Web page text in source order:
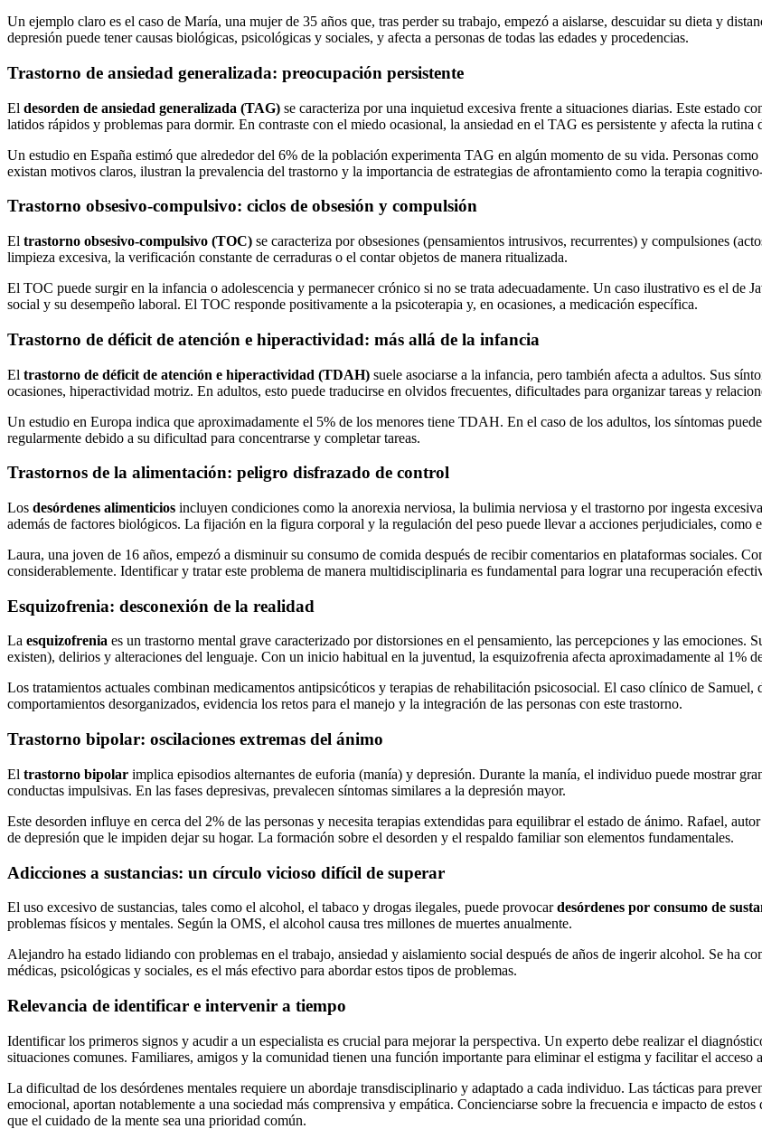
Un ejemplo claro es el caso de María, una mujer de 35 años que, tras perder su trabajo, empezó a aislarse, descuidar su dieta y
depresión puede tener causas biológicas, psicológicas y sociales, y afecta a personas de todas las edades y procedencias.
Trastorno de ansiedad generalizada: preocupación persistente
El desorden de ansiedad generalizada (TAG) se caracteriza por una inquietud excesiva frente a situaciones diarias. Este estado
latidos rápidos y problemas para dormir. En contraste con el miedo ocasional, la ansiedad en el TAG es persistente y afecta la rutina
Un estudio en España estimó que alrededor del 6% de la población experimenta TAG en algún momento de su vida. Personas
existan motivos claros, ilustran la prevalencia del trastorno y la importancia de estrategias de afrontamiento como la terapia
Trastorno obsesivo-compulsivo: ciclos de obsesión y compulsión
El trastorno obsesivo-compulsivo (TOC) se caracteriza por obsesiones (pensamientos intrusivos, recurrentes) y compulsiones
limpieza excesiva, la verificación constante de cerraduras o el contar objetos de manera ritualizada.
El TOC puede surgir en la infancia o adolescencia y permanecer crónico si no se trata adecuadamente. Un caso ilustrativo es el de
social y su desempeño laboral. El TOC responde positivamente a la psicoterapia y, en ocasiones, a medicación específica.
Trastorno de déficit de atención e hiperactividad: más allá de la infancia
El trastorno de déficit de atención e hiperactividad (TDAH) suele asociarse a la infancia, pero también afecta a adultos. Sus
ocasiones, hiperactividad motriz. En adultos, esto puede traducirse en olvidos frecuentes, dificultades para organizar tareas y
Un estudio en Europa indica que aproximadamente el 5% de los menores tiene TDAH. En el caso de los adultos, los síntomas
regularmente debido a su dificultad para concentrarse y completar tareas.
Trastornos de la alimentación: peligro disfrazado de control
Los desórdenes alimenticios incluyen condiciones como la anorexia nerviosa, la bulimia nerviosa y el trastorno por ingesta
además de factores biológicos. La fijación en la figura corporal y la regulación del peso puede llevar a acciones perjudiciales,
Laura, una joven de 16 años, empezó a disminuir su consumo de comida después de recibir comentarios en plataformas sociales.
considerablemente. Identificar y tratar este problema de manera multidisciplinaria es fundamental para lograr una recuperación
Esquizofrenia: desconexión de la realidad
La esquizofrenia es un trastorno mental grave caracterizado por distorsiones en el pensamiento, las percepciones y las emociones.
existen), delirios y alteraciones del lenguaje. Con un inicio habitual en la juventud, la esquizofrenia afecta aproximadamente al 1%
Los tratamientos actuales combinan medicamentos antipsicóticos y terapias de rehabilitación psicosocial. El caso clínico de Samuel,
comportamientos desorganizados, evidencia los retos para el manejo y la integración de las personas con este trastorno.
Trastorno bipolar: oscilaciones extremas del ánimo
El trastorno bipolar implica episodios alternantes de euforia (manía) y depresión. Durante la manía, el individuo puede mostrar
conductas impulsivas. En las fases depresivas, prevalecen síntomas similares a la depresión mayor.
Este desorden influye en cerca del 2% de las personas y necesita terapias extendidas para equilibrar el estado de ánimo. Rafael,
de depresión que le impiden dejar su hogar. La formación sobre el desorden y el respaldo familiar son elementos fundamentales.
Adicciones a sustancias: un círculo vicioso difícil de superar
El uso excesivo de sustancias, tales como el alcohol, el tabaco y drogas ilegales, puede provocardesórdenes por consumo de
problemas físicos y mentales. Según la OMS, el alcohol causa tres millones de muertes anualmente.
Alejandro ha estado lidiando con problemas en el trabajo, ansiedad y aislamiento social después de años de ingerir alcohol. Se ha
médicas, psicológicas y sociales, es el más efectivo para abordar estos tipos de problemas.
Relevancia de identificar e intervenir a tiempo
Identificar los primeros signos y acudir a un especialista es crucial para mejorar la perspectiva. Un experto debe realizar el
situaciones comunes. Familiares, amigos y la comunidad tienen una función importante para eliminar el estigma y facilitar el acceso
La dificultad de los desórdenes mentales requiere un abordaje transdisciplinario y adaptado a cada individuo. Las tácticas para
emocional, aportan notablemente a una sociedad más comprensiva y empática. Concienciarse sobre la frecuencia e impacto de
que el cuidado de la mente sea una prioridad común.